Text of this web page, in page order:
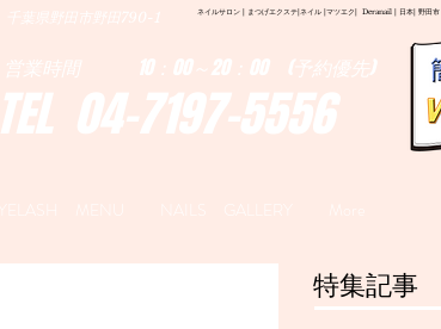
ネイルサロン | まつげエクステ|ネイル |マツエク| Deranail | 日本| 野田市
千葉県野田市野田790-1
TEL 04-7197-5556
営業時間 10：00～20：00 (予約優先)
特集記事